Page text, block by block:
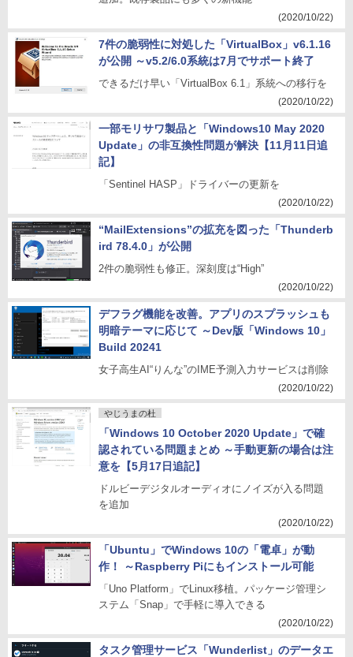
(2020/10/22)
7件の脆弱性に対処した「VirtualBox」v6.1.16
が公開 ～v5.2/6.0系統は7月でサポート終了
できるだけ早い「VirtualBox 6.1」系統への移行を
(2020/10/22)
一部モリサワ製品と「Windows10 May 2020
Update」の非互換性問題が解決【11月11日追
記】
「Sentinel HASP」ドライバーの更新を
(2020/10/22)
“MailExtensions”の拡充を図った「Thunderb
ird 78.4.0」が公開
2件の脆弱性も修正。深刻度は“High”
(2020/10/22)
デフラグ機能を改善。アプリのスプラッシュも
明暗テーマに応じて ～Dev版「Windows 10」
Build 20241
女子高生AI“りんな”のIME予測入力サービスは削除
(2020/10/22)
やじうまの杜
「Windows 10 October 2020 Update」で確
認されている問題まとめ ～手動更新の場合は注
意を【5月17日追記】
ドルビーデジタルオーディオにノイズが入る問題
を追加
(2020/10/22)
「Ubuntu」でWindows 10の「電卓」が動
作！ ～Raspberry Piにもインストール可能
「Uno Platform」でLinux移植。パッケージ管理シ
ステム「Snap」で手軽に導入できる
(2020/10/22)
タスク管理サービス「Wunderlist」のデータエ